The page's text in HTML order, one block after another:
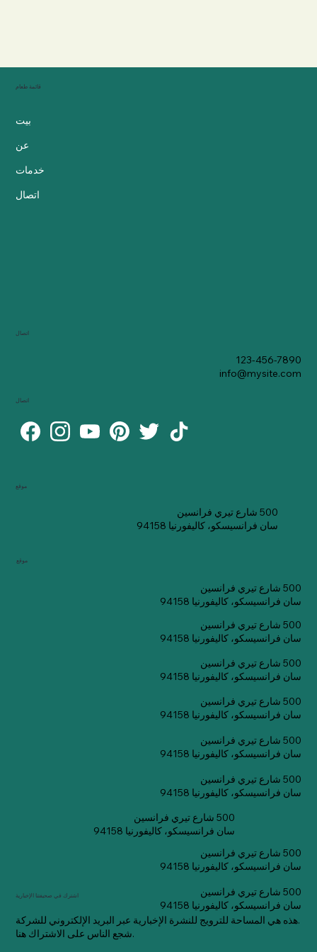
قائمة طعام
بيت
عن
خدمات
اتصال
موقع
500 شارع تيري فرانسين
سان فرانسيسكو، كاليفورنيا 94158
موقع
500 شارع تيري فرانسين
سان فرانسيسكو، كاليفورنيا 94158
500 شارع تيري فرانسين
سان فرانسيسكو، كاليفورنيا 94158
500 شارع تيري فرانسين
سان فرانسيسكو، كاليفورنيا 94158
500 شارع تيري فرانسين
سان فرانسيسكو، كاليفورنيا 94158
500 شارع تيري فرانسين
سان فرانسيسكو، كاليفورنيا 94158
500 شارع تيري فرانسين
سان فرانسيسكو، كاليفورنيا 94158
500 شارع تيري فرانسين
سان فرانسيسكو، كاليفورنيا 94158
500 شارع تيري فرانسين
سان فرانسيسكو، كاليفورنيا 94158
500 شارع تيري فرانسين
سان فرانسيسكو، كاليفورنيا 94158
اتصال
123-456-7890
info@mysite.com
اتصال
اشترك في صحيفتنا الإخبارية
هذه هي المساحة للترويج للنشرة الإخبارية عبر البريد الإلكتروني للشركة.
شجع الناس على الاشتراك هنا.